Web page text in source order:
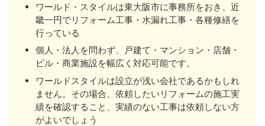
ワールド・スタイルは東大阪市に事務所をおき、近
畿一円でリフォーム工事・水漏れ工事・各種修繕を
行っている
個人・法人を問わず、戸建て・マンション・店舗・
ビル・商業施設を幅広く対応可能です。
ワールドスタイルは設立が浅い会社であるかもしれ
ません。その場合、依頼したいリフォームの施工実
績を確認すること、実績のない工事は依頼しない方
がよいでしょう